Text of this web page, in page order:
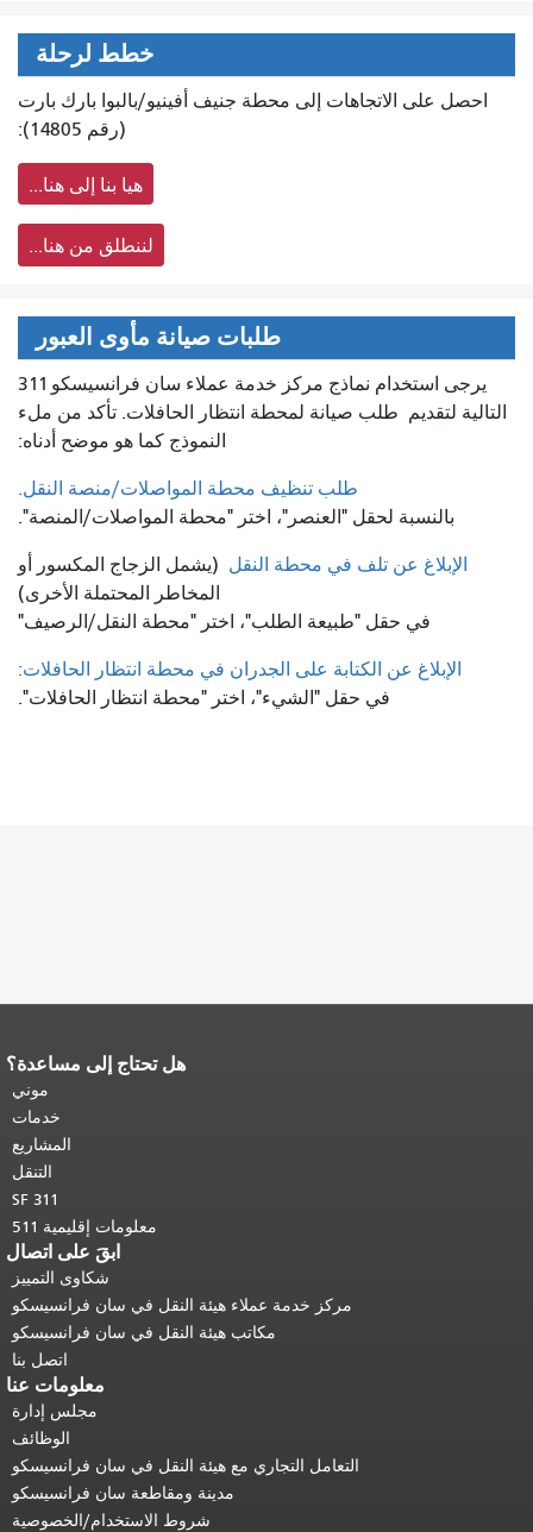
خطط لرحلة
احصل على الاتجاهات إلى محطة جنيف أفينيو/بالبوا بارك بارت
(رقم 14805):
هيا بنا إلى هنا...
لننطلق من هنا...
طلبات صيانة مأوى العبور
يرجى استخدام نماذج مركز خدمة عملاء سان فرانسيسكو 311
التالية لتقديم طلب صيانة لمحطة انتظار الحافلات. تأكد من ملء
النموذج كما هو موضح أدناه:
طلب تنظيف محطة المواصلات/منصة النقل.
بالنسبة لحقل "العنصر"، اختر "محطة المواصلات/المنصة".
الإبلاغ عن تلف في محطة النقل (يشمل الزجاج المكسور أو
المخاطر المحتملة الأخرى)
في حقل "طبيعة الطلب"، اختر "محطة النقل/الرصيف"
الإبلاغ عن الكتابة على الجدران في محطة انتظار الحافلات:
في حقل "الشيء"، اختر "محطة انتظار الحافلات".
هل تحتاج إلى مساعدة؟
موني
خدمات
المشاريع
التنقل
SF 311
معلومات إقليمية 511
ابقَ على اتصال
شكاوى التمييز
مركز خدمة عملاء هيئة النقل في سان فرانسيسكو
مكاتب هيئة النقل في سان فرانسيسكو
اتصل بنا
معلومات عنا
مجلس إدارة
الوظائف
التعامل التجاري مع هيئة النقل في سان فرانسيسكو
مدينة ومقاطعة سان فرانسيسكو
شروط الاستخدام/الخصوصية